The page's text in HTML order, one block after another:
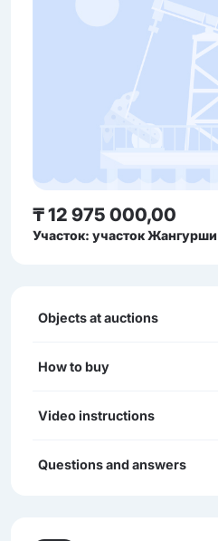
₸ 12 975 000,00
Участок: участок Жангурши
Objects at auctions
How to buy
Video instructions
Questions and answers